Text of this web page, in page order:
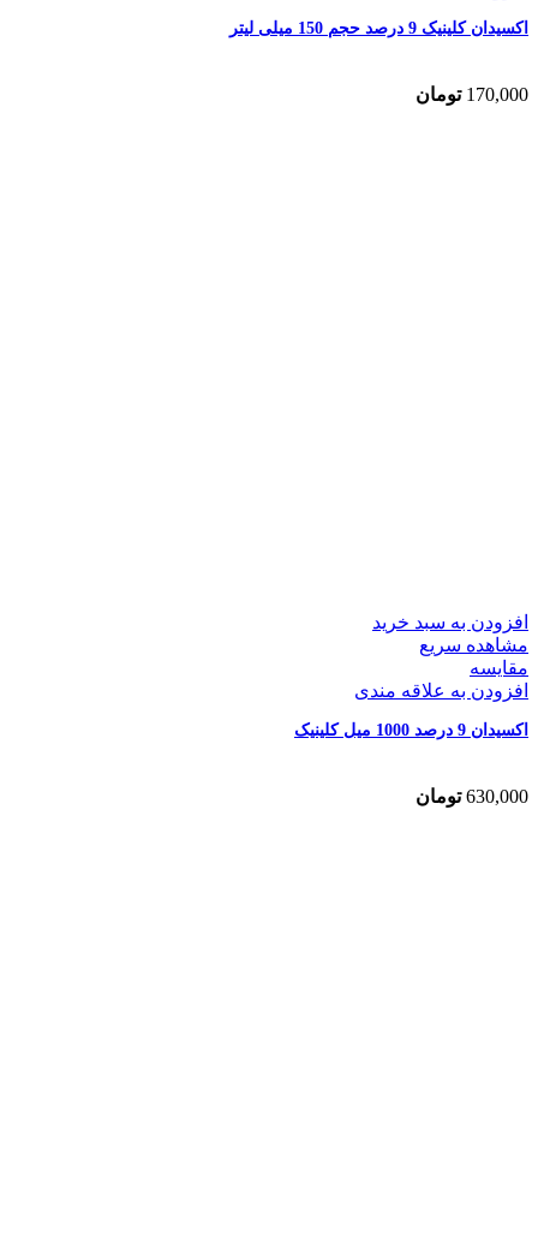
اکسیدان کلینیک 9 درصد حجم 150 میلی لیتر
170,000 تومان
افزودن به سبد خرید
مشاهده سریع
مقایسه
افزودن به علاقه مندی
اکسیدان 9 درصد 1000 میل کلینیک
630,000 تومان